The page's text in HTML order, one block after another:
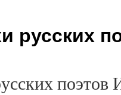
русских